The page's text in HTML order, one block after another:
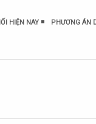
HIỆN NAY
PHƯƠNG ÁN